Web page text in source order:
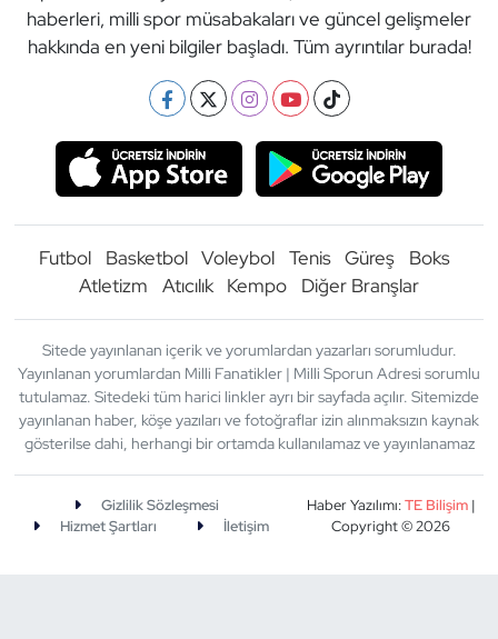
haberleri, milli spor müsabakaları ve güncel gelişmeler
hakkında en yeni bilgiler başladı. Tüm ayrıntılar burada!
Futbol Basketbol Voleybol Tenis Güreş
Boks
Atletizm
Atıcılık Kempo Diğer Branşlar
Sitede yayınlanan içerik ve yorumlardan yazarları sorumludur.
Yayınlanan yorumlardan Milli Fanatikler | Milli Sporun Adresi sorumlu
tutulamaz. Sitedeki tüm harici linkler ayrı bir sayfada açılır. Sitemizde
yayınlanan haber, köşe yazıları ve fotoğraflar izin alınmaksızın kaynak
gösterilse dahi, herhangi bir ortamda kullanılamaz ve yayınlanamaz
Gizlilik Sözleşmesi
Hizmet Şartları
İletişim
Haber Yazılımı:TE Bilişim|
Copyright © 2026